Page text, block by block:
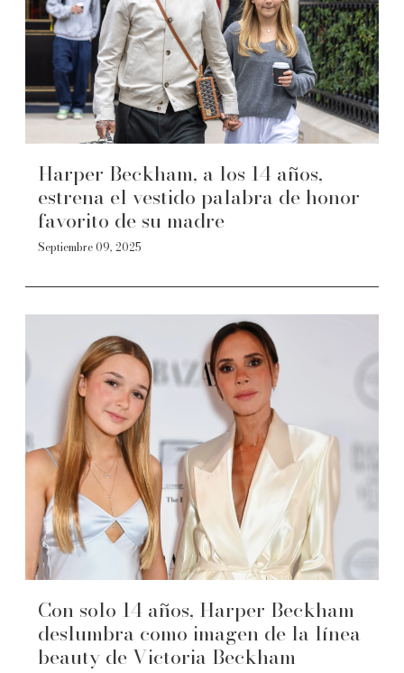
Harper Beckham, a los 14 años,
estrena el vestido palabra de honor
favorito de su madre
Septiembre 09, 2025
Con solo 14 años, Harper Beckham
deslumbra como imagen de la línea
beauty de Victoria Beckham